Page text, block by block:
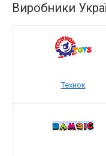
Виробники
Технок